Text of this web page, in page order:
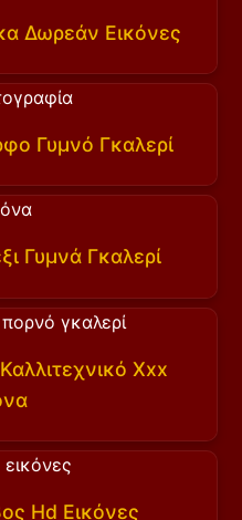
Δωρεάν Εικόνες
Γυμνό Γκαλερί
Γυμνά Γκαλερί
Xxx
Hd Εικόνες